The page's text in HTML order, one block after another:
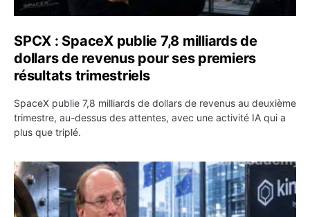
SPCX : SpaceX publie 7,8 milliards de
dollars de revenus pour ses premiers
résultats trimestriels
SpaceX publie 7,8 milliards de dollars de revenus au deuxième
trimestre, au-dessus des attentes, avec une activité IA qui a
plus que triplé.
BlackRock tokenise 311 milliards de dollars de fonds